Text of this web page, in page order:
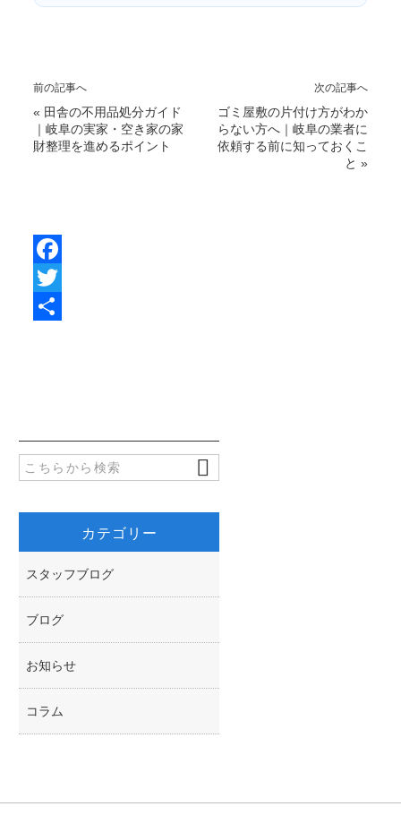
前の記事へ
« 田舎の不用品処分ガイド
｜岐阜の実家・空き家の家
財整理を進めるポイント
次の記事へ
ゴミ屋敷の片付け方がわか
らない方へ｜岐阜の業者に
依頼する前に知っておくこ
と »
F
カテゴリー
スタッフブログ
ブログ
お知らせ
コラム